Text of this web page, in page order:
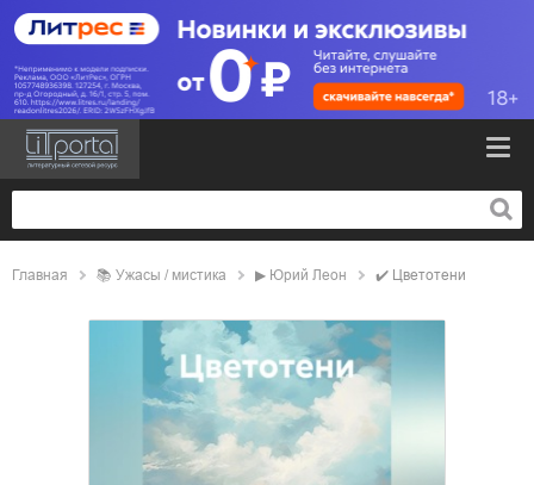
Главная 📚 ужасы / мистика ▶ Юрий Леон ✔️ Цветотени